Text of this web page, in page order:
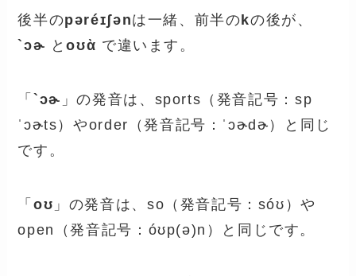
後半のpəréɪʃənは一緒、前半の kの後が、
`ɔɚ とoʊὰ で違います。
「`ɔɚ 」の発音は、sports（発音記号：sp
ˈɔɚts）やorder（発音記号：ˈɔɚdɚ）と同じ
です。
「oʊ 」の発音は、so（発音記号：sóʊ）や
open（発音記号：óʊp(ə)n）と同じです。